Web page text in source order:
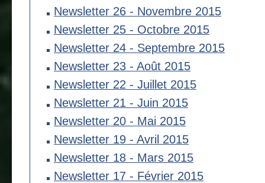
Newsletter 26 - Novembre 2015
Newsletter 25 - Octobre 2015
Newsletter 24 - Septembre 2015
Newsletter 23 - Août 2015
Newsletter 22 - Juillet 2015
Newsletter 21 - Juin 2015
Newsletter 20 - Mai 2015
Newsletter 19 - Avril 2015
Newsletter 18 - Mars 2015
Newsletter 17 - Février 2015